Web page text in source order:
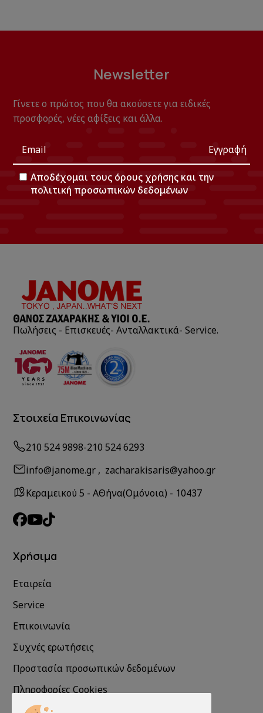
Newsletter
Γίνετε ο πρώτος που θα ακούσετε για ειδικές
προσφορές, νέες αφίξεις και άλλα.
Εγγραφή
Αποδέχομαι τους όρους χρήσης και την
πολιτική προσωπικών δεδομένων
Πωλήσεις - Επισκευές- Ανταλλακτικά- Service.
Στοιχεία Επικοινωνίας
210 524 9898-210 524 6293
info@janome.gr , zacharakisaris@yahoo.gr
Κεραμεικού 5 - ΑΘήνα(Ομόνοια) - 10437
Χρήσιμα
Εταιρεία
Service
Επικοινωνία
Συχνές ερωτήσεις
Προστασία προσωπικών δεδομένων
Πληροφορίες Cookies